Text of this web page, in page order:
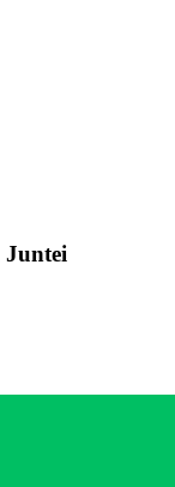
Juntei